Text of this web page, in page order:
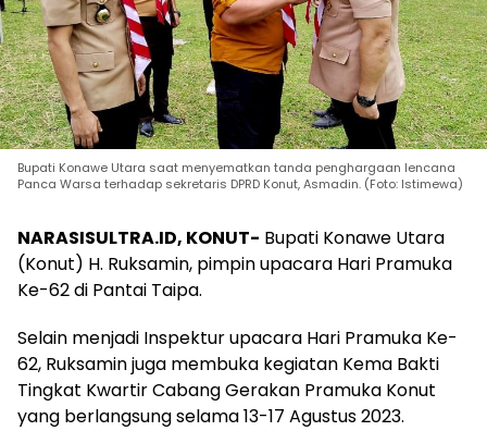
Bupati Konawe Utara saat menyematkan tanda penghargaan lencana
Panca Warsa terhadap sekretaris DPRD Konut, Asmadin. (Foto: Istimewa)
NARASISULTRA.ID, KONUT- Bupati Konawe Utara
(Konut) H. Ruksamin, pimpin upacara Hari Pramuka
Ke-62 di Pantai Taipa.
Selain menjadi Inspektur upacara Hari Pramuka Ke-
62, Ruksamin juga membuka kegiatan Kema Bakti
Tingkat Kwartir Cabang Gerakan Pramuka Konut
yang berlangsung selama 13-17 Agustus 2023.